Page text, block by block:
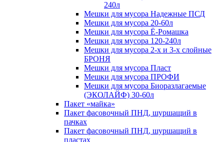
240л
Мешки для мусора Надежные ПСД
Мешки для мусора 20-60л
Мешки для мусора Ё-Ромашка
Мешки для мусора 120-240л
Мешки для мусора 2-х и 3-х слойные
БРОНЯ
Мешки для мусора Пласт
Мешки для мусора ПРОФИ
Мешки для мусора Биоразлагаемые
(ЭКОЛАЙФ) 30-60л
Пакет «майка»
Пакет фасовочный ПНД, шуршащий в
пачках
Пакет фасовочный ПНД, шуршащий в
пластах